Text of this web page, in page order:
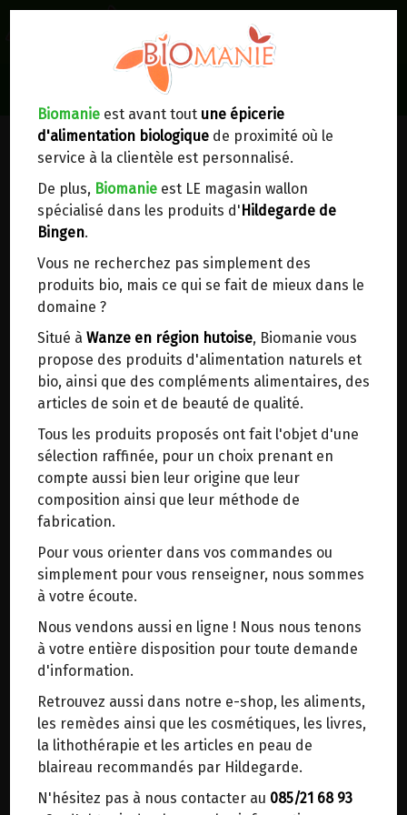
Biomanie est avant tout une épicerie
d'alimentation biologique de proximité où le
service à la clientèle est personnalisé.
De plus, Biomanie est LE magasin wallon
spécialisé dans les produits d' Hildegarde de
Bingen.
Vous ne recherchez pas simplement des
produits bio, mais ce qui se fait de mieux dans le
domaine ?
Situé à Wanze en région hutoise, Biomanie vous
propose des produits d'alimentation naturels et
bio, ainsi que des compléments alimentaires, des
articles de soin et de beauté de qualité.
Tous les produits proposés ont fait l'objet d'une
sélection raffinée, pour un choix prenant en
compte aussi bien leur origine que leur
composition ainsi que leur méthode de
fabrication.
Pour vous orienter dans vos commandes ou
simplement pour vous renseigner, nous sommes
à votre écoute.
Nous vendons aussi en ligne ! Nous nous tenons
à votre entière disposition pour toute demande
d'information.
Retrouvez aussi dans notre e-shop, les aliments,
les remèdes ainsi que les cosmétiques, les livres,
la lithothérapie et les articles en peau de
blaireau recommandés par Hildegarde.
N'hésitez pas à nous contacter au 085/21 68 93
Lieux de réception/livraison
Livraison à votre domicile
Nous envoyons votre commande à votre
domicile enBelgique, France, Luxembourg,
Royaume-Uni, Suisse, Pays-Bas, Portugal,
Espagne. Pour d'autres pays, merci de nous
contacter.
Choisir ce lieu
Dans un point d'enlèvement BPost
En choisissant un Point d’enlèvement ou un
distributeur bbox, vous permettez d’éviter des
trajets inutiles. En posant ce choix, vous
contribuez à la réduction des émissions de CO₂
de 30 % en moyenne. Et grâce au plus grand
réseau de distribution de Belgique, il y a
toujours une solution près de chez vous.
Venez chercher votre colis dans un point
d'enlèvement ou distributeur BBox de BPost :
points d'enlèvement ou distributeurs BBox
Merci de signaler dans les commentaires, le
point d'enlèvement choisi.
Sinon, vous pouvez envoyer un mail avec le
point d'enlèvement désiré ou bien nous vous
recontacterons afin de déterminer ensemble le
lieu de livraison choisi.
Choisir ce lieu
EAU MINERALE NATURELLE PLATE
LAURETANA 1.5L
Origine: Italie.
Très faiblement minéralisée. L'eau la plus légère
d'Europe.
Résidu à sec : 14%.
- 1 bouteille +
1.6€